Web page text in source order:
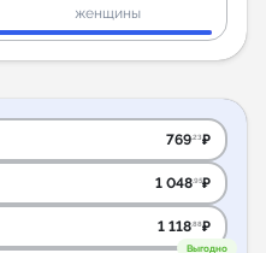
женщины
769.23₽
1 048.95₽
1 118.88₽
Выгодно